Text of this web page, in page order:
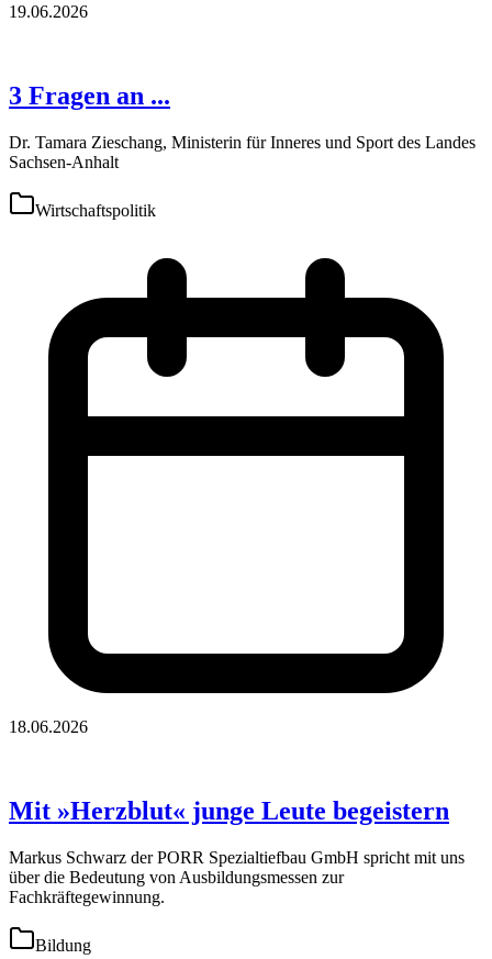
19.06.2026
3 Fragen an ...
Dr. Tamara Zieschang, Ministerin für Inneres und Sport des Landes
Sachsen-Anhalt
Wirtschaftspolitik
18.06.2026
Mit »Herzblut« junge Leute begeistern
Markus Schwarz der PORR Spezialtiefbau GmbH spricht mit uns
über die Bedeutung von Ausbildungsmessen zur
Fachkräftegewinnung.
Bildung